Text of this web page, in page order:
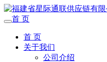
首 页
首 页
关于我们
公司介绍